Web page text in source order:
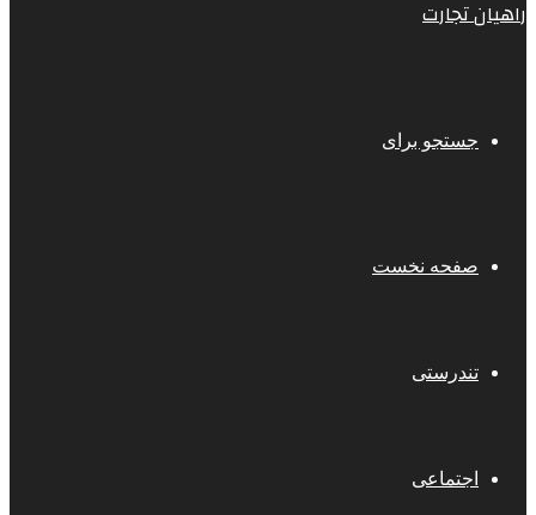
راهیان تجارت
جستجو برای
صفحه نخست
تندرستی
اجتماعی